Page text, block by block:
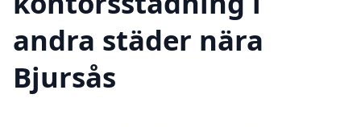
andra städer nära
Bjursås